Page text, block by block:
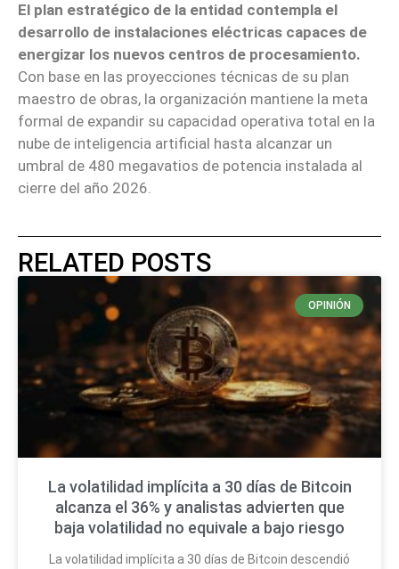
El plan estratégico de la entidad contempla el
desarrollo de instalaciones eléctricas capaces de
energizar los nuevos centros de procesamiento.
Con base en las proyecciones técnicas de su plan
maestro de obras, la organización mantiene la meta
formal de expandir su capacidad operativa total en la
nube de inteligencia artificial hasta alcanzar un
umbral de 480 megavatios de potencia instalada al
cierre del año 2026.
RELATED POSTS
OPINIÓN
La volatilidad implícita a 30 días de Bitcoin
alcanza el 36% y analistas advierten que
baja volatilidad no equivale a bajo riesgo
La volatilidad implícita a 30 días de Bitcoin descendió